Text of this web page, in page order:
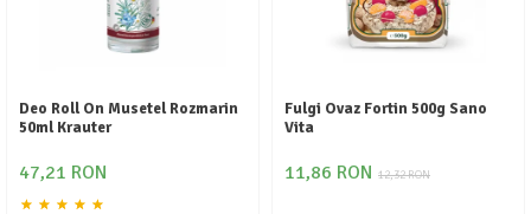
Deo Roll On Musetel Rozmarin
50ml Krauter
47,21 RON
Fulgi Ovaz Fortin 500g Sano
Vita
12,32 RON
11,86 RON